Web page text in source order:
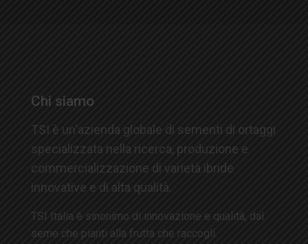
Chi siamo
TSI è un'azienda globale di sementi di ortaggi
specializzata nella ricerca, produzione e
commercializzazione di varietà ibride
innovative e di alta qualità.
TSI Italia è sinonimo di innovazione e qualità, dal
seme che pianti alla frutta che raccogli.